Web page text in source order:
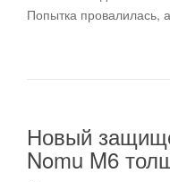
Попытка провалилась,
Новый
Nomu M6